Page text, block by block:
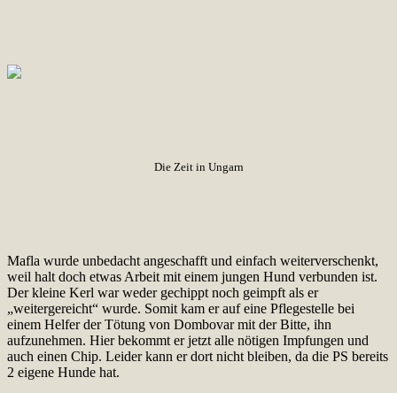
Die Zeit in Ungarn
Mafla wurde unbedacht angeschafft und einfach weiterverschenkt,
weil halt doch etwas Arbeit mit einem jungen Hund verbunden ist.
Der kleine Kerl war weder gechippt noch geimpft als er
„weitergereicht“ wurde. Somit kam er auf eine Pflegestelle bei
einem Helfer der Tötung von Dombovar mit der Bitte, ihn
aufzunehmen. Hier bekommt er jetzt alle nötigen Impfungen und
auch einen Chip. Leider kann er dort nicht bleiben, da die PS bereits
2 eigene Hunde hat.